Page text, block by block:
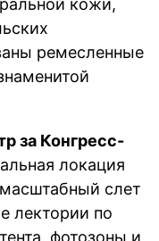
кожи,
ремесленные
за Конгресс-
локация
слет
лектории по